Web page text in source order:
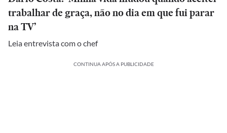
trabalhar de graça, não no dia em que fui parar
na TV’
Leia entrevista com o chef
CONTINUA APÓS A PUBLICIDADE